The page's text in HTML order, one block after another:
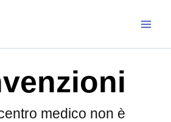
medico non è